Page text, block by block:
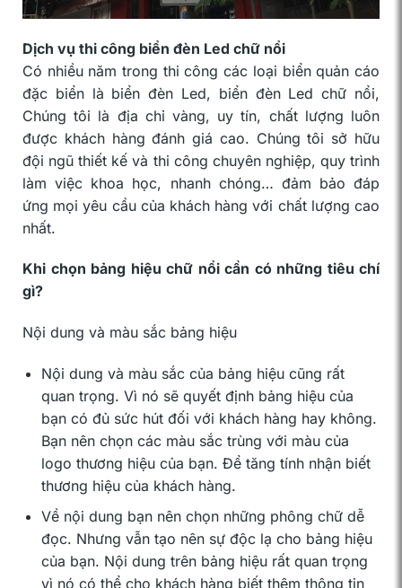
Dịch vụ thi công biển đèn Led chữ nổi
Có nhiều năm trong thi công các loại biển quản cáo
đặc biển là biển đèn Led, biển đèn Led chữ nổi,
Chúng tôi là địa chỉ vàng, uy tín, chất lượng luôn
được khách hàng đánh giá cao. Chúng tôi sở hữu
đội ngũ thiết kế và thi công chuyên nghiệp, quy trình
làm việc khoa học, nhanh chóng… đảm bảo đáp
ứng mọi yêu cầu của khách hàng với chất lượng cao
nhất.
Khi chọn bảng hiệu chữ nổi cần có những tiêu chí
gì?
Nội dung và màu sắc bảng hiệu
Nội dung và màu sắc của bảng hiệu cũng rất
quan trọng. Vì nó sẽ quyết định bảng hiệu của
bạn có đủ sức hút đối với khách hàng hay không.
Bạn nên chọn các màu sắc trùng với màu của
logo thương hiệu của bạn. Để tăng tính nhận biết
thương hiệu của khách hàng.
Về nội dung bạn nên chọn những phông chữ dễ
đọc. Nhưng vẫn tạo nên sự độc lạ cho bảng hiệu
của bạn. Nội dung trên bảng hiệu rất quan trọng
vì nó có thể cho khách hàng biết thêm thông tin